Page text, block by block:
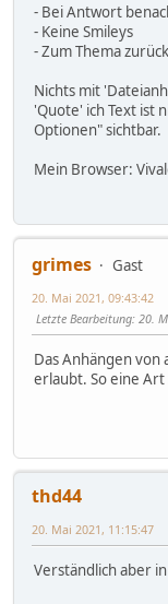
- Bei Antwort
- Keine Smileys
- Zum Thema
Nichts mit
'Quote' ich Text ist
Optionen" sichtbar.
Mein Browser:
grimes
Gast
20. Mai 2021, 09:43:42
Letzte Bearbeitung: 20.
Das Anhängen
erlaubt. So eine Art
thd44
20. Mai 2021, 11:15:47
Verständlich aber